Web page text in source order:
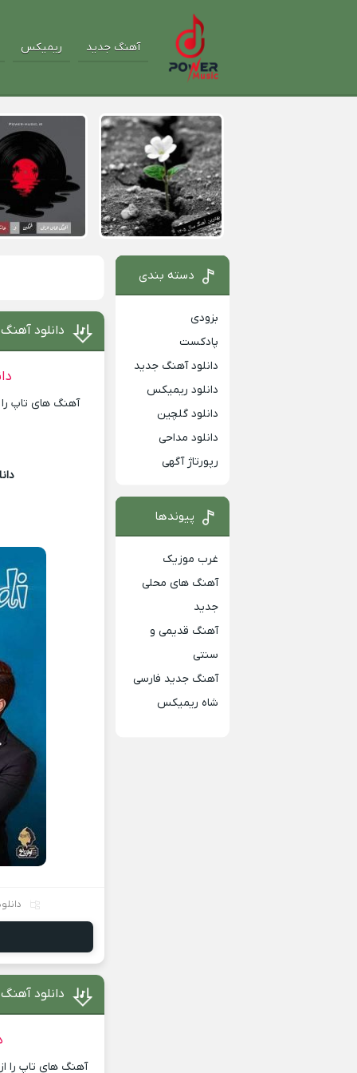
آهنگ جدید ریمیکس
دانلود
آهنگ های تاپ را
دانلود
آهنگ های تاپ را
دسته بندی
بزودی
پادکست
دانلود آهنگ جدید
دانلود ریمیکس
دانلود گلچین
دانلود مداحی
رپورتاژ آگهی
پیوندها
غرب موزیک
آهنگ های محلی
جدید
آهنگ قدیمی و
سنتی
آهنگ جدید فارسی
شاه ریمیکس